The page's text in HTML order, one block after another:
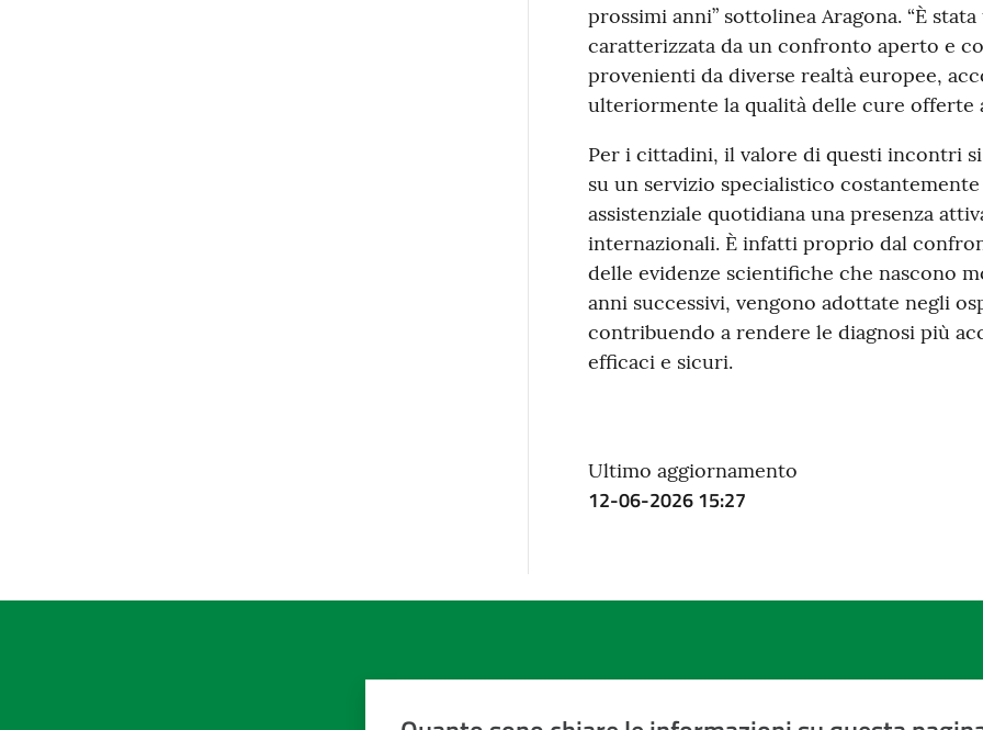
prossimi anni” sottolinea Aragona. “È
caratterizzata da un confronto aperto e
provenienti da diverse realtà europee,
ulteriormente la qualità delle cure offerte
Per i cittadini, il valore di questi incontri
su un servizio specialistico
assistenziale quotidiana una presenza
internazionali. È infatti proprio dal
delle evidenze scientifiche che nascono
anni successivi, vengono adottate negli
contribuendo a rendere le diagnosi più
efficaci e sicuri.
Ultimo aggiornamento
12-06-2026 15:27